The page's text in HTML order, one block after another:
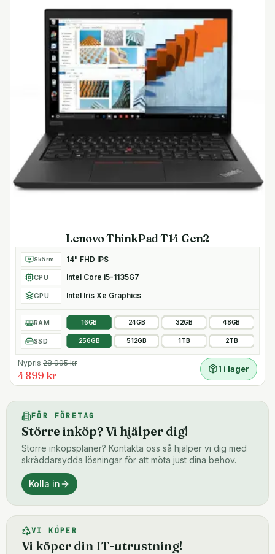
Lenovo ThinkPad T14 Gen2
Skärm 14" FHD IPS
CPU Intel Core i5-1135G7
GPU Intel Iris Xe Graphics
RAM 16GB 24GB 32GB 48GB
SSD 256GB 512GB 1TB 2TB
Nypris 28 995kr
4 899 kr
1 i lager
FÖR FÖRETAG
Större inköp? Vi hjälper dig!
Större inköpsplaner? Kontakta oss så hjälper vi dig med
skräddarsydda lösningar för att möta just dina behov.
Kolla in
VI KÖPER
Vi köper din IT-utrustning!